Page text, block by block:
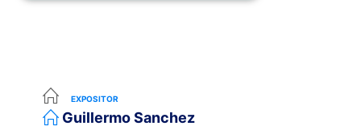
EXPOSITOR
Guillermo Sanchez